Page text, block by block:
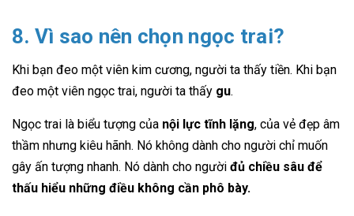
8. Vì sao nên chọn ngọc trai?
Khi bạn đeo một viên kim cương, người ta thấy tiền. Khi bạn
đeo một viên ngọc trai, người ta thấy gu.
Ngọc trai là biểu tượng của nội lực tĩnh lặng, của vẻ đẹp âm
thầm nhưng kiêu hãnh. Nó không dành cho người chỉ muốn
gây ấn tượng nhanh. Nó dành cho người đủ chiều sâu để
thấu hiểu những điều không cần phô bày.